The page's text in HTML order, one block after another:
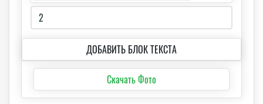
ДОБАВИТЬ БЛОК ТЕКСТА
Скачать Фото